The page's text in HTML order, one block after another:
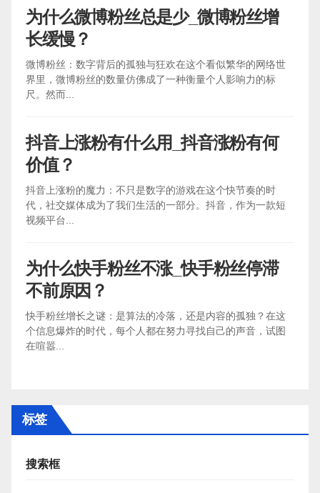
为什么微博粉丝总是少_微博粉丝增
长缓慢？
微博粉丝：数字背后的孤独与狂欢在这个看似繁华的网络世
界里，微博粉丝的数量仿佛成了一种衡量个人影响力的标
尺。然而...
抖音上涨粉有什么用_抖音涨粉有何
价值？
抖音上涨粉的魔力：不只是数字的游戏在这个快节奏的时
代，社交媒体成为了我们生活的一部分。抖音，作为一款短
视频平台...
为什么快手粉丝不涨_快手粉丝停滞
不前原因？
快手粉丝增长之谜：是算法的冷落，还是内容的孤独？在这
个信息爆炸的时代，每个人都在努力寻找自己的声音，试图
在喧嚣...
标签
搜索框